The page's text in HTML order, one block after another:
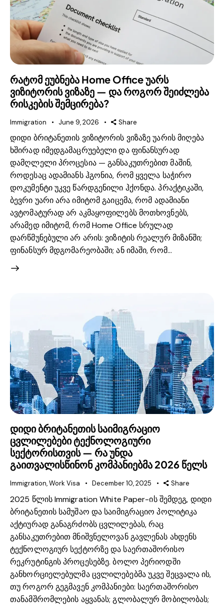
რატომ ეუბნება Home Office უარს
ვიზიტორის ვიზაზე — და როგორ შეიძლება
რისკების შემცირება?
Immigration June 9, 2026 Share
დიდი ბრიტანეთის ვიზიტორის ვიზაზე უარის მიღება
ხშირად იმედგამაცრუებელი და ფინანსურად
დამღლელი პროცესია — განსაკუთრებით მაშინ,
როდესაც ადამიანს ჰგონია, რომ ყველა საჭირო
დოკუმენტი უკვე წარდგენილი ჰქონდა. პრაქტიკაში,
ბევრი უარი არა იმიტომ გაიცემა, რომ ადამიანი
ავტომატურად არ აკმაყოფილებს მოთხოვნებს,
არამედ იმიტომ, რომ Home Office სრულად
დარწმუნებული არ არის: ვიზიტის რეალურ მიზანში;
ფინანსურ მდგომარეობაში; ან იმაში, რომ…
დიდი ბრიტანეთის საიმიგრაციო
ცვლილებები ტექნოლოგიური
სექტორისთვის — რა უნდა
გაითვალისწინონ კომპანიებმა 2026 წელს
Immigration,Work Visa December 10, 2025 Share
2025 წლის Immigration White Paper-ის შემდეგ, დიდი
ბრიტანეთის სამუშაო და საიმიგრაციო პოლიტიკა
აქტიურად განაგრძობს ცვლილებას, რაც
განსაკუთრებით მნიშვნელოვან გავლენას ახდენს
ტექნოლოგიურ სექტორზე და საერთაშორისო
რეკრუტინგის პროცესებზე. ბოლო პერიოდში
განხორციელებულმა ცვლილებებმა უკვე შეცვალა ის,
თუ როგორ გეგმავენ კომპანიები: საერთაშორისო
თანამშრომლების აყვანას; გლობალურ მობილობას;